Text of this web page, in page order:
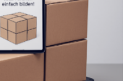
Profis. Eine solche
Broschüren, Prospekte,
– mehrere Zehntausend
Maschinentyp und